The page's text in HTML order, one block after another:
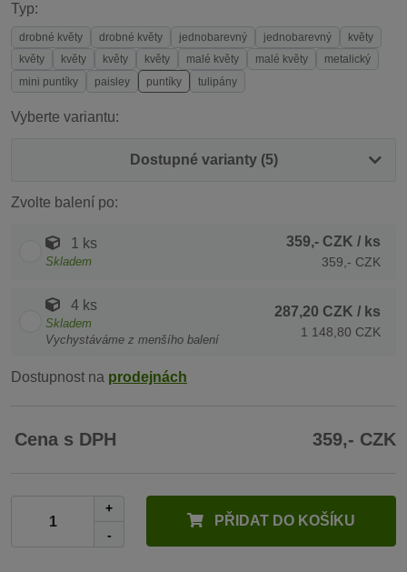
Typ:
drobné květy drobné květy jednobarevný jednobarevný
květy
květy
květy květy květy malé květy malé květy
metalický
mini puntíky
paisley puntíky tulipány
Vyberte variantu:
Dostupné varianty (5)
Zvolte balení po:
1 ks
Skladem
359,- CZK / ks
359,- CZK
4 ks
Skladem
Vychystáváme z menšího balení
287,20 CZK / ks
1 148,80 CZK
Dostupnost na prodejnách
Cena s DPH 359,- CZK
+
-
PŘIDAT DO KOŠÍKU